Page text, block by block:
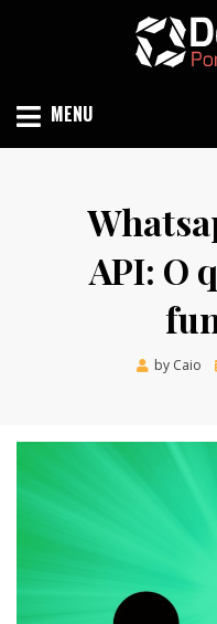
MENU
API: O
by Caio